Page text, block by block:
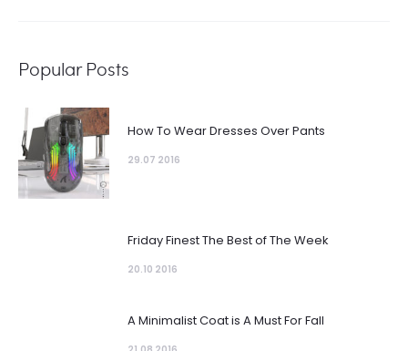
Popular Posts
How To Wear Dresses Over Pants
29.07 2016
Friday Finest The Best of The Week
20.10 2016
A Minimalist Coat is A Must For Fall